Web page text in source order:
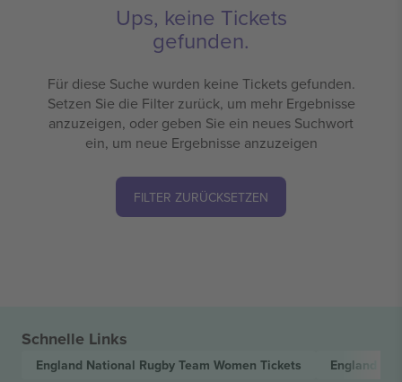
Ups, keine Tickets
gefunden.
Für diese Suche wurden keine Tickets gefunden.
Setzen Sie die Filter zurück, um mehr Ergebnisse
anzuzeigen, oder geben Sie ein neues Suchwort
ein, um neue Ergebnisse anzuzeigen
FILTER ZURÜCKSETZEN
Schnelle Links
England National Rugby Team Women Tickets England